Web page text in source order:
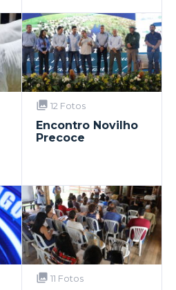
12 Fotos
Encontro Novilho
Precoce
11 Fotos